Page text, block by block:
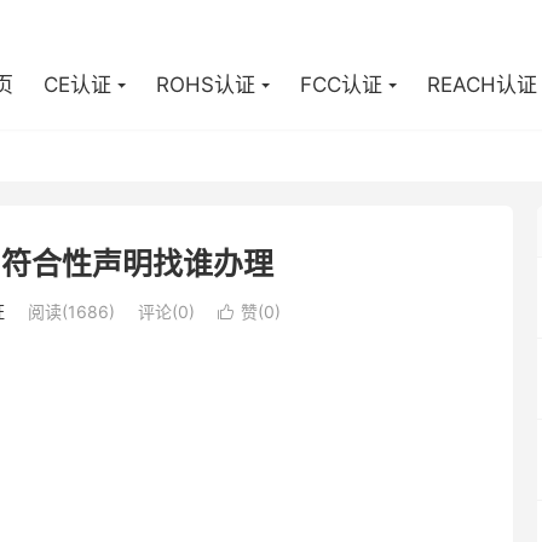
CE认证 ROHS认证 FCC认证 REACH认证
合性声明找谁办理
阅读(1686) 评论(0)  赞(0)